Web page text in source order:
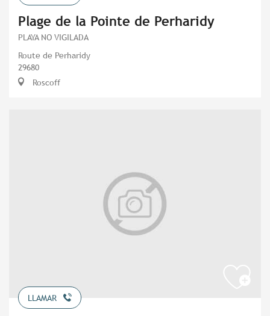
Plage de la Pointe de Perharidy
PLAYA NO VIGILADA
Route de Perharidy
29680
Roscoff
LLAMAR